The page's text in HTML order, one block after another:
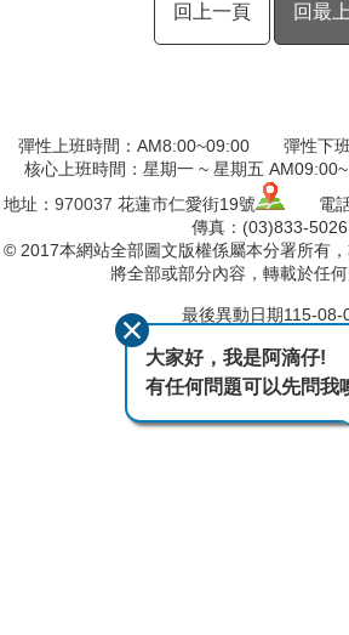
回上一頁 回最
彈性上班時間：AM8:00~09:00 彈性下班
核心上班時間：星期一 ~ 星期五
地址： 970037 花蓮市仁愛街19號
電話
傳真：(03)833-5026
© 2017本網站全部圖文版權係屬本分署所有
將全部或部分內容，轉載於任何
最後異動日期115-08-
瀏覽人次 124
大家好，我是阿滴仔!
有任何問題可以先問我